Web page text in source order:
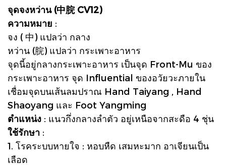
จุดจงหว่าน (中脘 CV12)
ความหมาย :
จง ( 中) แปลว่า กลาง
หว่าน (脘) แปลว่า กระเพาะอาหาร
จุดนี้อยู่กลางกระเพาะอาหาร เป็นจุด Front-Mu ของ
กระเพาะอาหาร จุด Influential ของอวัยวะภายใน
เชื่อมจุดบนเส้นลมปราณ Hand Taiyang , Hand
Shaoyang และ Foot Yangming
ตำแหน่ง : แนวกึ่งกลางลำตัว อยู่เหนือจากสะดือ 4 ชุ่น
ใช้รักษา :
1. โรคระบบหายใจ : หอบหืด เสมหะมาก อาเจียนเป็น
เลือด